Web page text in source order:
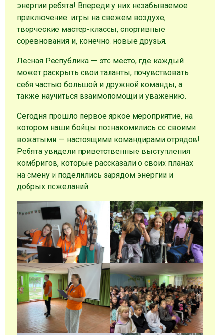
энергии ребята! Впереди у них незабываемое
приключение: игры на свежем воздухе,
творческие мастер-классы, спортивные
соревнования и, конечно, новые друзья.
Лесная Республика — это место, где каждый
может раскрыть свои таланты, почувствовать
себя частью большой и дружной команды, а
также научиться взаимопомощи и уважению.
Сегодня прошло первое яркое мероприятие, на
котором наши бойцы познакомились со своими
вожатыми — настоящими командирами отрядов!
Ребята увидели приветственные выступления
комбригов, которые рассказали о своих планах
на смену и поделились зарядом энергии и
добрых пожеланий.